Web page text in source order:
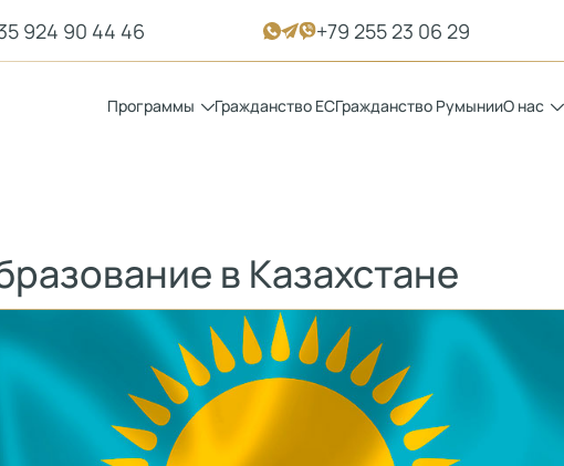
924 90 44 46 +79 255 23 06 29
Программы Гражданство ЕСГражданство РумынииО нас
в Казахстане